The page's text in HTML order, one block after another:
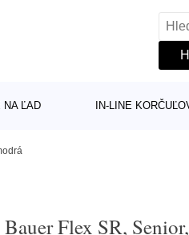
NA ĽAD IN-LINE
Flex SR,